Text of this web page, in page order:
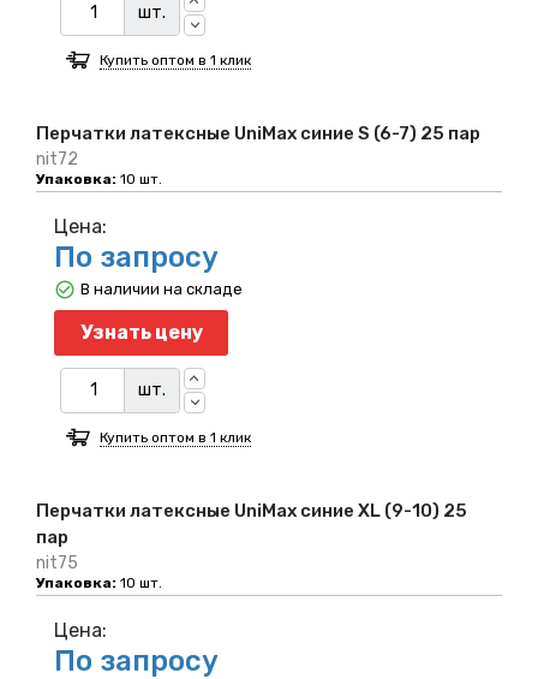
Перчатки латексные UniMax синие S (6-7) 25 пар
nit72
Упаковка: 10 шт.
шт.
Купить оптом в 1 клик
Перчатки латексные UniMax синие XL (9-10) 25
пар
nit75
Упаковка: 10 шт.
Цена:
По запросу
Узнать цену
шт.
В наличии на складе
Купить оптом в 1 клик
Цена:
По запросу